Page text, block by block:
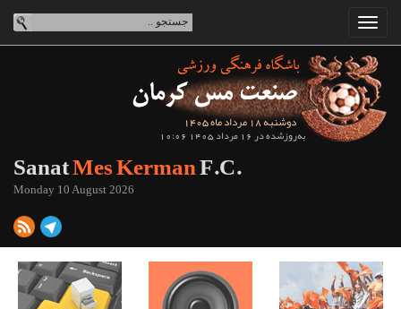
دوشنبه 18 مرداد ماه 1405
به‌روزشده در 16 مرداد 1405 10:06
SanatMes KermanF.C.
Monday 10 August 2026